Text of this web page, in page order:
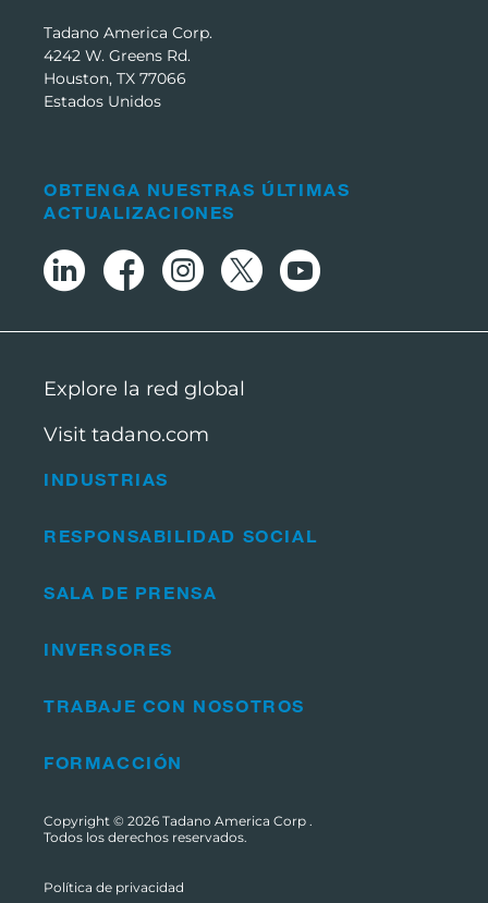
Tadano America Corp.
4242 W. Greens Rd.
Houston, TX 77066
Estados Unidos
INDUSTRIAS
RESPONSABILIDAD SOCIAL
SALA DE PRENSA
INVERSORES
TRABAJE CON NOSOTROS
FORMACCIÓN
OBTENGA NUESTRAS ÚLTIMAS
ACTUALIZACIONES
Explore la red global
Visit tadano.com
Copyright © 2026 Tadano America Corp .
Todos los derechos reservados.
Política de privacidad